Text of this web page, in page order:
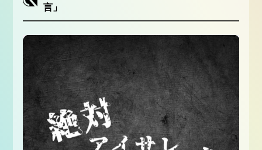
言」